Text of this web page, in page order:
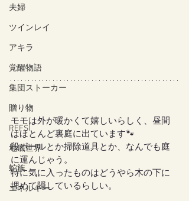
夫婦
ツインレイ
アキラ
覚醒物語
集団ストーカー
贈り物
REFSI
地底世界
蛇族
エネルギー
モモは外が暖かくて嬉しいらしく、昼間
はほとんど裏庭に出ています🐾
段ボールとか掃除道具とか、なんでも庭
に運んじゃう。
特に気に入ったものはどうやら木の下に
埋めて隠しているらしい。